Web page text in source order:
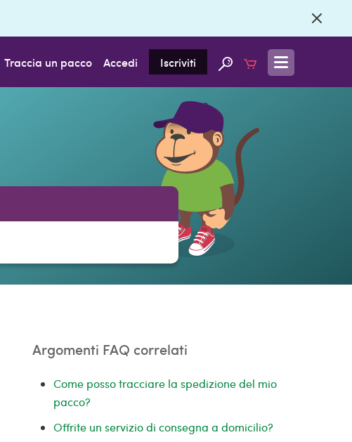
Traccia un pacco Accedi Iscriviti
Argomenti FAQ correlati
Come posso tracciare la spedizione del mio
pacco?
Offrite un servizio di consegna a domicilio?